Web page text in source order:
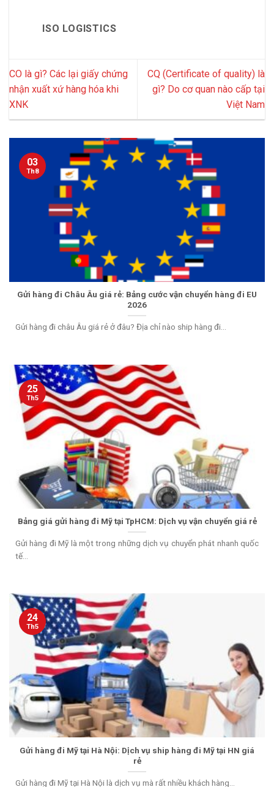
ISO LOGISTICS
CO là gì? Các lại giấy chứng
nhận xuất xứ hàng hóa khi
XNK
CQ (Certificate of quality) là
gì? Do cơ quan nào cấp tại
Việt Nam
Gửi hàng đi Châu Âu giá rẻ: Bảng cước vận chuyển hàng đi EU
2026
Gửi hàng đi châu Âu giá rẻ ở đâu? Địa chỉ nào ship hàng đi...
03
Th8
Bảng giá gửi hàng đi Mỹ tại TpHCM: Dịch vụ vận chuyển giá rẻ
Gửi hàng đi Mỹ là một trong những dịch vụ chuyển phát nhanh quốc
tế...
25
Th5
Gửi hàng đi Mỹ tại Hà Nội: Dịch vụ ship hàng đi Mỹ tại HN giá
rẻ
Gửi hàng đi Mỹ tại Hà Nội là dịch vụ mà rất nhiều khách hàng...
24
Th5